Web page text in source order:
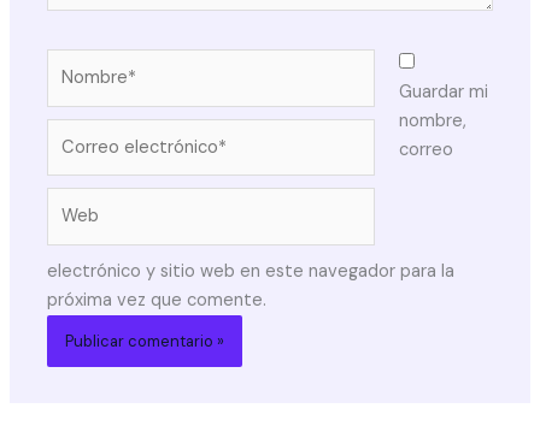
electrónico*
Guardar mi
nombre,
correo
electrónico y sitio web en este navegador para la
próxima vez que comente.